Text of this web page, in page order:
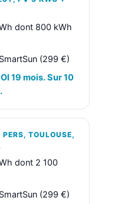
dont 800 kWh
SmartSun (299 €)
19 mois. Sur 10
TOULOUSE,
dont 2 100
SmartSun (299 €)